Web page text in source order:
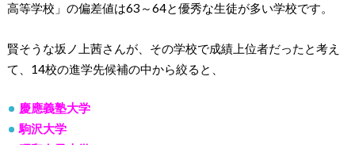
高等学校」の偏差値は63～64と優秀な生徒が多い学校です。
賢そうな坂ノ上茜さんが、その学校で成績上位者だったと考え
て、14校の進学先候補の中から絞ると、
慶應義塾大学
駒沢大学